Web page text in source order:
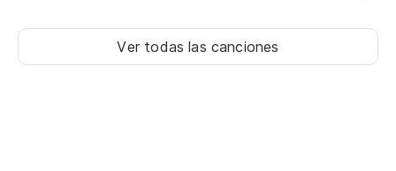
Ver todas las canciones